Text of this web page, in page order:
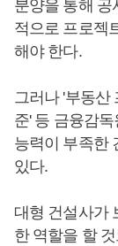
분양을 통해 공
적으로 프로젝
해야 한다.
그러나 '부동산
준' 등 금융감
능력이 부족한
있다.
대형 건설사가
한 역할을 할